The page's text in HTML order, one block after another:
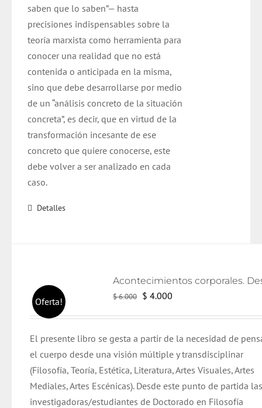
saben que lo saben”— hasta
precisiones indispensables sobre la
teoría marxista como herramienta para
conocer una realidad que no está
contenida o anticipada en la misma,
sino que debe desarrollarse por medio
de un “análisis concreto de la situación
concreta”, es decir, que en virtud de la
transformación incesante de ese
concreto que quiere conocerse, este
debe volver a ser analizado en cada
caso.
Detalles
Oferta! $6.000 El
era:
$ 6.000.
$ 4.000
es:
$ 4.000.
El presente libro se gesta a partir de la necesidad de
el cuerpo desde una visión múltiple y transdisciplinar
(Filosofía, Teoría, Estética, Literatura, Artes Visuales, Artes
Mediales, Artes Escénicas). Desde este punto de partida
investigadoras/estudiantes de Doctorado en Filosofía